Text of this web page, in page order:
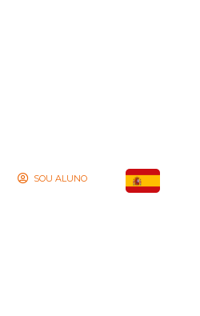
SOU ALUNO